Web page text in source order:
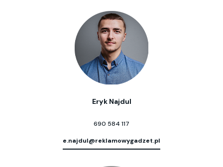
Eryk Najdul
690 584 117
e.najdul@reklamowygadzet.pl